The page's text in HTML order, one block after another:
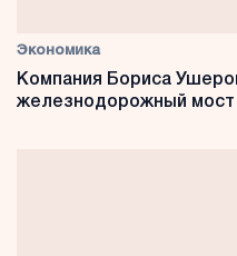
Экономика
Компания Бориса
железнодорожный мост